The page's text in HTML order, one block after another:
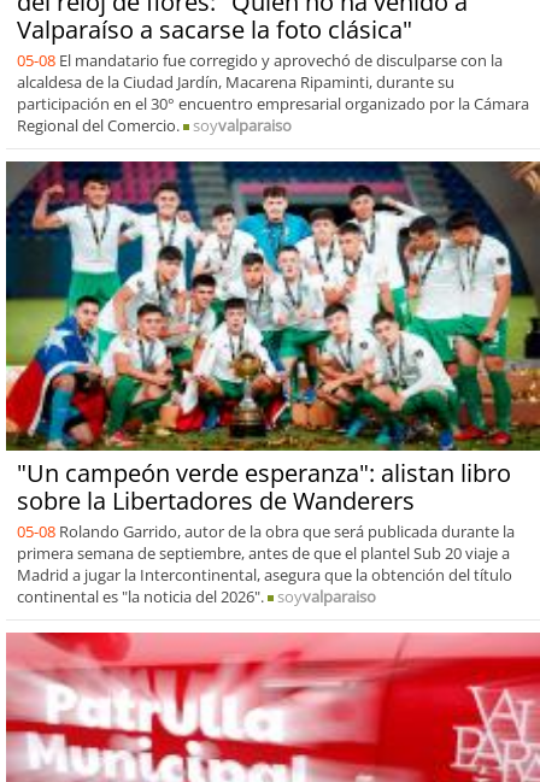
Valparaíso a sacarse la foto clásica"
05-08 El mandatario fue corregido y aprovechó de disculparse con la
alcaldesa de la Ciudad Jardín, Macarena Ripaminti, durante su
participación en el 30° encuentro empresarial organizado por la Cámara
Regional del Comercio.
soyvalparaiso
"Un campeón verde esperanza": alistan libro
sobre la Libertadores de Wanderers
05-08 Rolando Garrido, autor de la obra que será publicada durante la
primera semana de septiembre, antes de que el plantel Sub 20 viaje a
Madrid a jugar la Intercontinental, asegura que la obtención del título
continental es "la noticia del 2026".
soyvalparaiso